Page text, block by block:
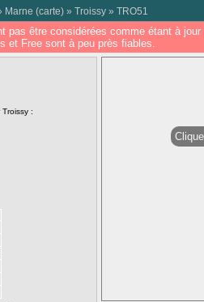
Marne (carte) » Troissy » TRO51
pas être considérées comme étant à
et Free sont à peu près fiables.
: